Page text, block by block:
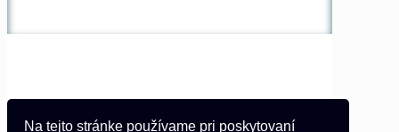
Na tejto stránke používame pri poskytovaní
Kontakt